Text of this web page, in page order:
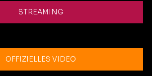
STREAMING
OFFIZIELLES VIDEO